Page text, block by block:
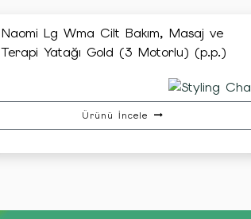
Naomi Lg Wma Cilt Bakım, Masaj ve
Terapi Yatağı Gold (3 Motorlu) (p.p.)
Ürünü İncele